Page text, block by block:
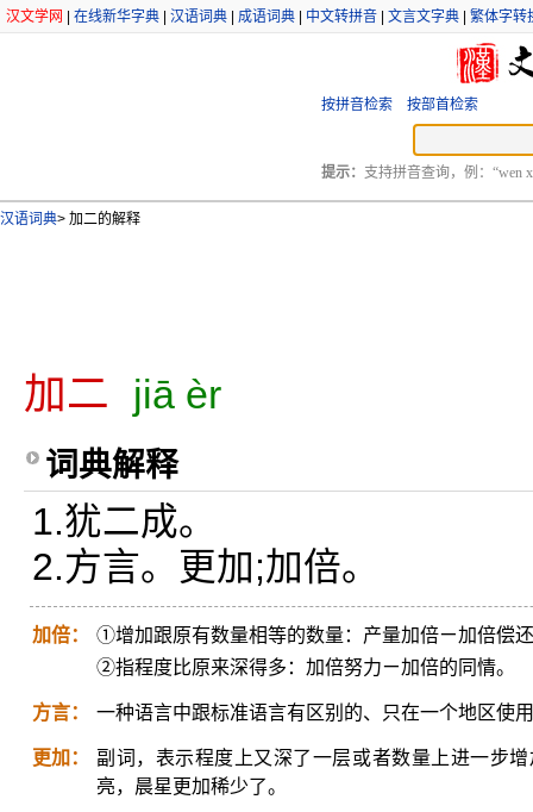
汉文学网 在线新华字典 汉语词典 成语词典 中文转拼音 文言文字典 繁体字转
按拼音检索 按部首检索
提示： 支持拼音查询，例：“wen
汉语词典> 加二的解释
加二 jiā èr
词典解释
1.犹二成。
2.方言。更加;加倍。
加倍：
①增加跟原有数量相等的数量：产量加倍ㄧ加倍偿
②指程度比原来深得多：加倍努力ㄧ加倍的同情。
方言： 一种语言中跟标准语言有区别的、只在一个地区使
更加：
副词，表示程度上又深了一层或者数量上进一步
亮，晨星更加稀少了。